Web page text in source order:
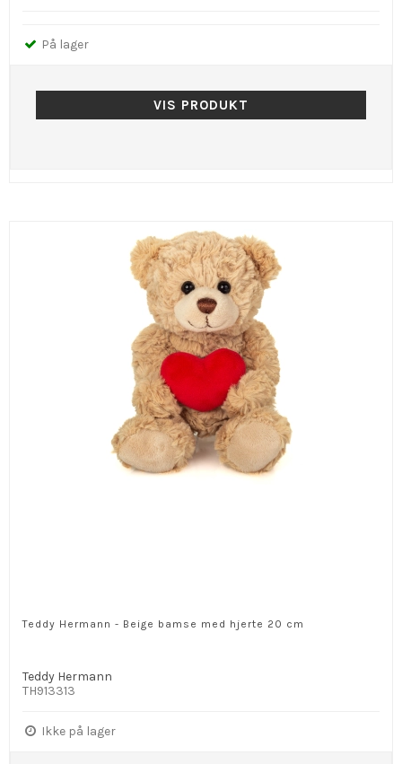
På lager
VIS PRODUKT
Teddy Hermann - Beige bamse med hjerte 20 cm
Teddy Hermann
TH913313
Ikke på lager